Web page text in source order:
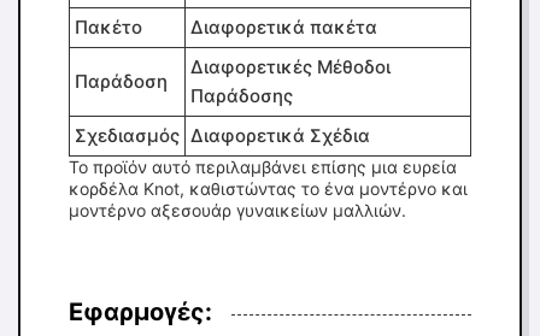
Πακέτο
Διαφορετικά πακέτα
Παράδοση
Διαφορετικές Μέθοδοι
Παράδοσης
Σχεδιασμός Διαφορετικά Σχέδια
Το προϊόν αυτό περιλαμβάνει επίσης μια ευρεία
κορδέλα Knot, καθιστώντας το ένα μοντέρνο και
μοντέρνο αξεσουάρ γυναικείων μαλλιών.
Εφαρμογές: